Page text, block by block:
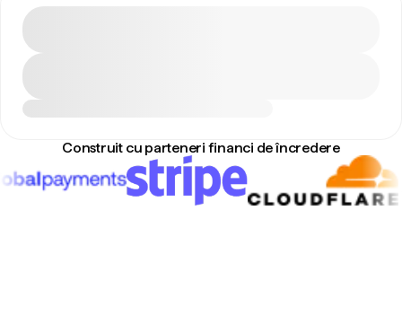
Construit cu parteneri financi de încredere